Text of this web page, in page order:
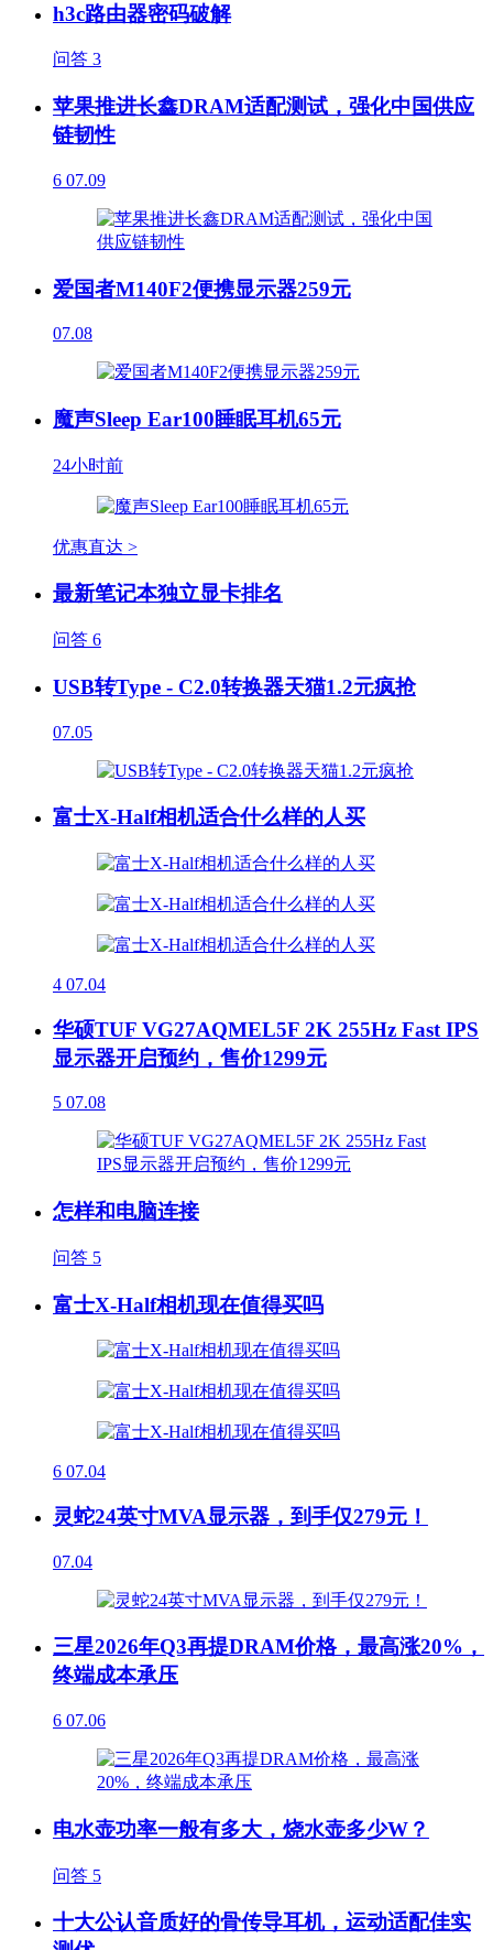
h3c路由器密码破解
问答 3
苹果推进长鑫DRAM适配测试，强化中国供应
链韧性
6 07.09
爱国者M140F2便携显示器259元
07.08
魔声Sleep Ear100睡眠耳机65元
24小时前
优惠直达 >
最新笔记本独立显卡排名
问答 6
USB转Type - C2.0转换器天猫1.2元疯抢
07.05
富士X-Half相机适合什么样的人买
4 07.04
华硕TUF VG27AQMEL5F 2K 255Hz Fast IPS
显示器开启预约，售价1299元
5 07.08
怎样和电脑连接
问答 5
富士X-Half相机现在值得买吗
6 07.04
灵蛇24英寸MVA显示器，到手仅279元！
07.04
三星2026年Q3再提DRAM价格，最高涨20%，
终端成本承压
6 07.06
电水壶功率一般有多大，烧水壶多少W？
问答 5
十大公认音质好的骨传导耳机，运动适配佳实